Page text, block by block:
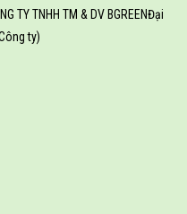
TY TNHH TM & DV BGREENĐại
ty)